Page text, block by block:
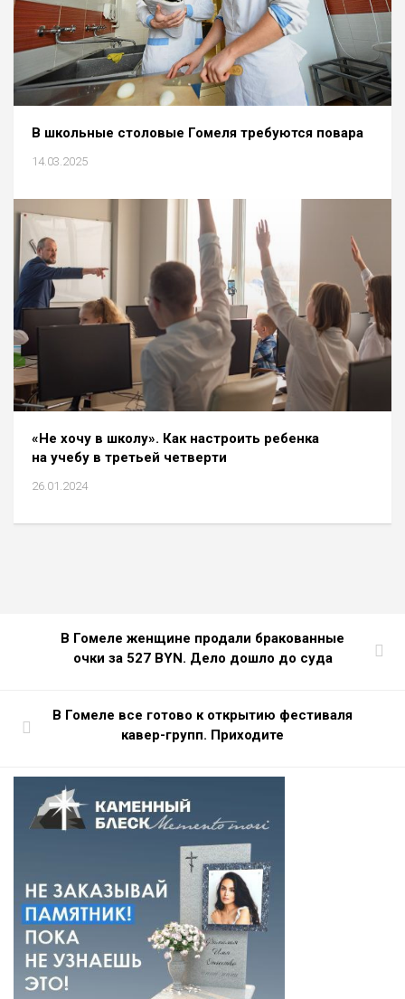
В школьные столовые Гомеля требуются повара
14.03.2025
«Не хочу в школу». Как настроить ребенка
на учебу в третьей четверти
26.01.2024
В Гомеле женщине продали бракованные
очки за 527 BYN. Дело дошло до суда
В Гомеле все готово к открытию фестиваля
кавер-групп. Приходите